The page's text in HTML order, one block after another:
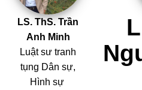
LS. ThS. Trần
Anh Minh
Luật sư tranh
tụng Dân sự,
Hình sự